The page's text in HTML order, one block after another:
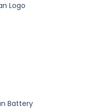
Logo
Battery